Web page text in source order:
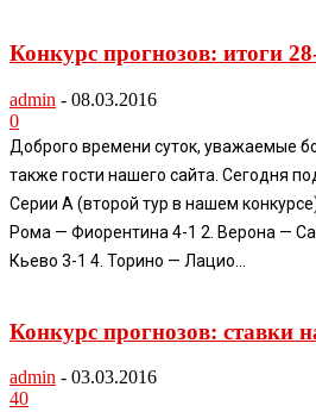
Конкурс прогнозов: итоги
admin - 08.03.2016
0
Доброго времени суток, уважаемые
также гости нашего сайта. Сегодня
Серии А (второй тур в нашем
Рома — Фиорентина 4-1 2. Верона —
Кьево 3-1 4. Торино — Лацио...
Конкурс прогнозов: ставки
admin - 03.03.2016
40